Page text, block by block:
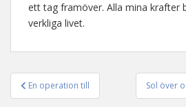
ett tag framöver. Alla mina krafter
verkliga livet.
Inläggsnavigering
En operation till Sol över